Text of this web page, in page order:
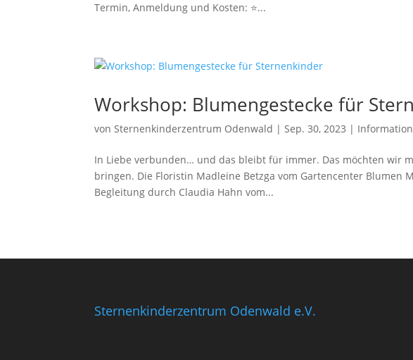
Termin, Anmeldung und Kosten: ⭐...
Workshop: Blumengestecke für
vonSternenkinderzentrum Odenwald |Sep. 30, 2023 |
In Liebe verbunden… und das bleibt für immer. Das möchten wir
bringen. Die Floristin Madleine Betzga vom Gartencenter
Begleitung durch Claudia Hahn vom...
Sternenkinderzentrum Odenwald e.V.